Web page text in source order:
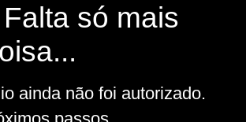
só mais
ainda não foi autorizado.